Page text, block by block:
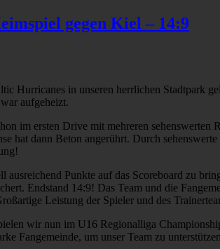
gegen Kiel – 14:9
Hurricanes in unseren herrlichen Stadtpark
aufgeheizt.
im ersten Drive mit mehreren
hat dann Beton angerührt. Durch
ausreichend Punkte auf das Scoreboard zu
Endstand 14:9! Das Team und die
Leistung der Spieler und des
wir nun im U16 Regionalliga
Fangemeinde, um unser Team zu